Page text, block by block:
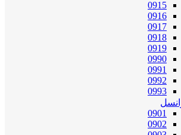
0915
0916
0917
0918
0919
0990
0991
0992
0993
0901
0902